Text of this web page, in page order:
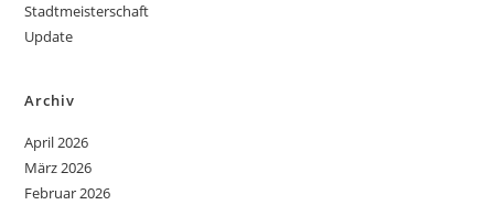
Stadtmeisterschaft
Update
Archiv
April 2026
März 2026
Februar 2026